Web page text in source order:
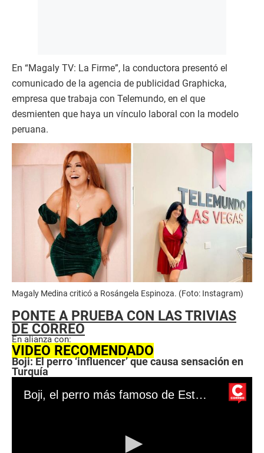
En “Magaly TV: La Firme”, la conductora presentó el
comunicado de la agencia de publicidad Graphicka,
empresa que trabaja con Telemundo, en el que
desmienten que haya un vínculo laboral con la modelo
peruana.
Magaly Medina criticó a Rosángela Espinoza. (Foto: Instagram)
PONTE A PRUEBA CON LAS TRIVIAS
DE CORREO
En alianza con:
VIDEO RECOMENDADO
Boji: El perro ‘influencer’ que causa sensación en
Turquía
Boji, el perro más famoso de Estambul